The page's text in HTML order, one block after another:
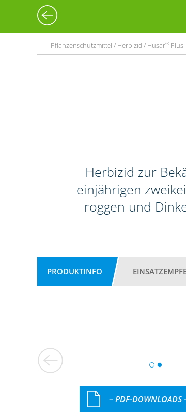
Pflanzenschutzmittel / Herbizid / Husar® Plus
Herbizid zur
einjährigen
roggen und
PRODUKTINFO
– PDF-DOWNLOADS